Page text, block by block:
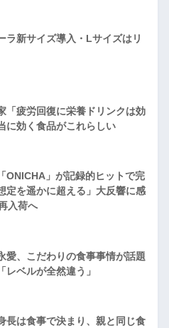
ラ新サイズ導入・Lサイズはリ
「疲労回復に栄養ドリンクは効
に効く食品がこれらしい
ONICHA」が記録的ヒットで完
を遥かに超える」大反響に感
入荷へ
愛、こだわりの食事事情が話題
レベルが全然違う」
長は食事で決まり、親と同じ食